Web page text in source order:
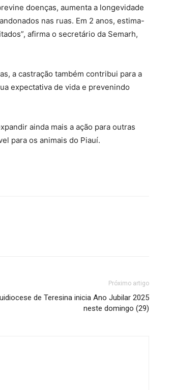
doenças, aumenta a longevidade
nas ruas. Em 2 anos, estima-
afirma o secretário da Semarh,
a castração também contribui para a
expectativa de vida e prevenindo
ainda mais a ação para outras
para os animais do Piauí.
Próximo artigo
de Teresina inicia Ano Jubilar 2025
neste domingo (29)